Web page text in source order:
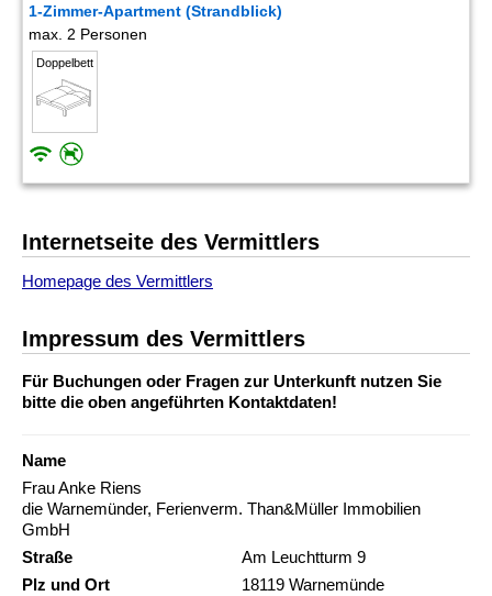
1-Zimmer-Apartment (Strandblick)
max. 2 Personen
Doppelbett
Internetseite des Vermittlers
Homepage des Vermittlers
Impressum des Vermittlers
Für Buchungen oder Fragen zur Unterkunft nutzen Sie
bitte die oben angeführten Kontaktdaten!
Name
Frau Anke Riens
die Warnemünder, Ferienverm. Than&Müller Immobilien
GmbH
Straße
Am Leuchtturm 9
Plz und Ort
18119 Warnemünde